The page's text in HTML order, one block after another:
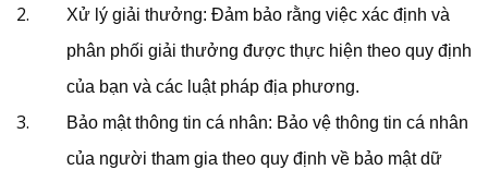
Xử lý giải thưởng: Đảm bảo rằng việc xác định và
phân phối giải thưởng được thực hiện theo quy định
của bạn và các luật pháp địa phương.
Bảo mật thông tin cá nhân: Bảo vệ thông tin cá nhân
của người tham gia theo quy định về bảo mật dữ